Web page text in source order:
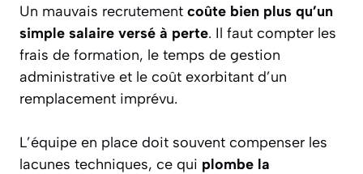
Un mauvais recrutement coûte bien plus qu’un
simple salaire versé à perte. Il faut compter les
frais de formation, le temps de gestion
administrative et le coût exorbitant d’un
remplacement imprévu.
L’équipe en place doit souvent compenser les
lacunes techniques, ce qui plombe la